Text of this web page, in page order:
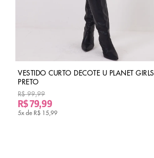
VESTIDO CURTO DECOTE U PLANET GIRLS
PRETO
R$ 99,99
R$ 79,99
5x de R$ 15,99